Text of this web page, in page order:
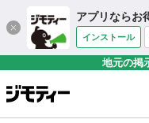
アプリならお
インストール
地元の掲